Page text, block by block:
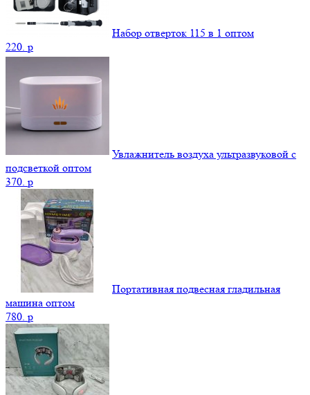
Набор отверток 115 в 1 оптом
220. p
Увлажнитель воздуха ультразвуковой с
подсветкой оптом
370. p
Портативная подвесная гладильная
машина оптом
780. p